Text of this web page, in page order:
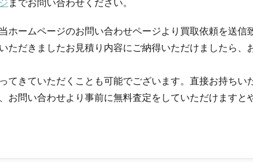
までお問い合わせください。
ホームページのお問い合わせページより買取依頼を送
ただきましたお見積り内容にご納得いただけましたら
てきていただくことも可能でございます。直接お持ち
お問い合わせより事前に無料査定をしていただけます